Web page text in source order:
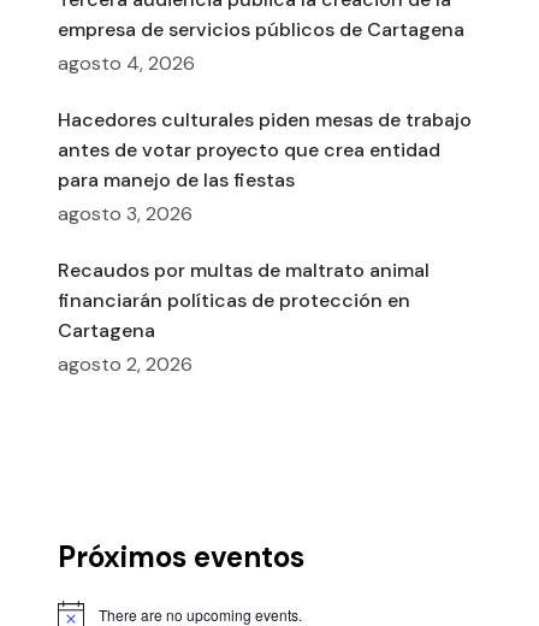
empresa de servicios públicos de Cartagena
agosto 4, 2026
Hacedores culturales piden mesas de trabajo
antes de votar proyecto que crea entidad
para manejo de las fiestas
agosto 3, 2026
Recaudos por multas de maltrato animal
financiarán políticas de protección en
Cartagena
agosto 2, 2026
Próximos eventos
There are no upcoming events.